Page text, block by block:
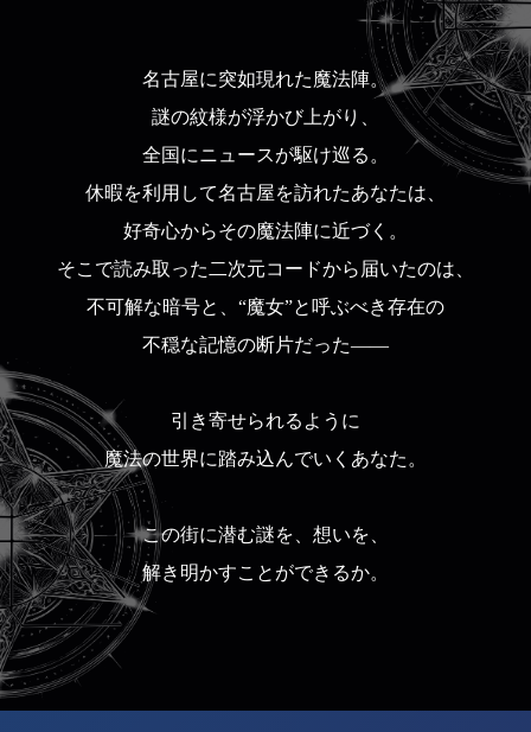
名古屋に突如現れた魔法陣。
謎の紋様が浮かび上がり、
全国にニュースが駆け巡る。
休暇を利用して名古屋を訪れたあなたは、
好奇心からその魔法陣に近づく。
そこで読み取った二次元コードから届いたのは、
不可解な暗号と、“魔女”と呼ぶべき存在の
不穏な記憶の断片だった——
引き寄せられるように
魔法の世界に踏み込んでいくあなた。
この街に潜む謎を、想いを、
解き明かすことができるか。